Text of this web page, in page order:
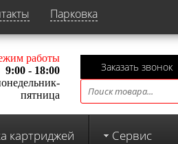
Парковка
работы
9:00 - 18:00
пятница
Заказать звонок
картриджей Сервис